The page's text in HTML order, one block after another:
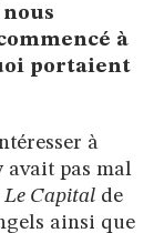
à
portaient
à
avait pas mal
Le Capital de
ainsi que